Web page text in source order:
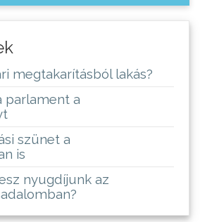
megtakarításból lakás?
parlament a
szünet a
is
nyugdíjunk az